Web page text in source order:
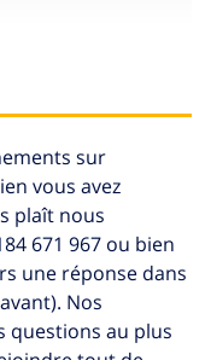
$US/HOUR)
total
sur
vous avez
plaît nous
671 967 ou bien
une réponse dans
Nos
questions au plus